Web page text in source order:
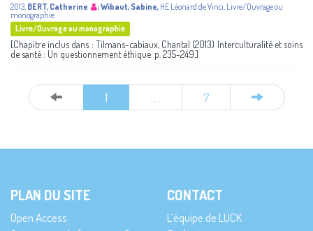
2013 BERT, Catherine ;Wibaut, Sabine, HE Léonard de Vinci Livre/Ouvrage ou
monographie
Livre/Ouvrage ou monographie
[Chapitre inclus dans : Tilmans-cabiaux, Chantal (2013) Interculturalité et soins
de santé : Un questionnement éthique. p. 235-249.]
1 7
PLAN DU SITE
Open Access
CONTACT
L’équipe de LUCK